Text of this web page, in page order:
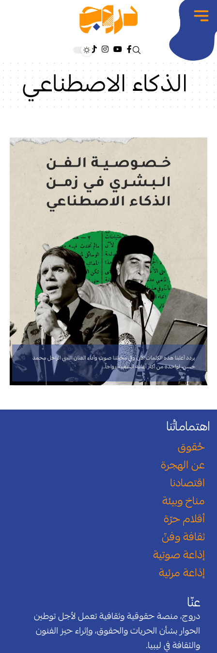
الذكاء الاصطناعي
‏يردد أغلبنا هذه الكلمات الآن وفي مخيلتنا صوت وأداء الفنان الليبي الراحل ⁧‫محمد
حسن‬⁩، لواحدة من أكثر أغانيه الشعبية رواجاً…
اهتماماتُنا
حُقوق
عن الهجرة
اقتصادنا
مناخ وبيئة
أقلام حرّة
ثقافة وفنّ
إذاعة صوتية
إذاعة مرئية
عنّا
دروج، منصة حقوقية وثقافية تعمل لأجل توطين
الحوار بشأن الحريات والحقوق، وإثراء حيز الفنون
والثقافة في ليبيا.